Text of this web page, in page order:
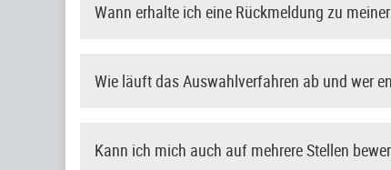
Wann erhalte ich eine Rückmeldung zu
Wie läuft das Auswahlverfahren ab und wer
Kann ich mich auch auf mehrere Stellen